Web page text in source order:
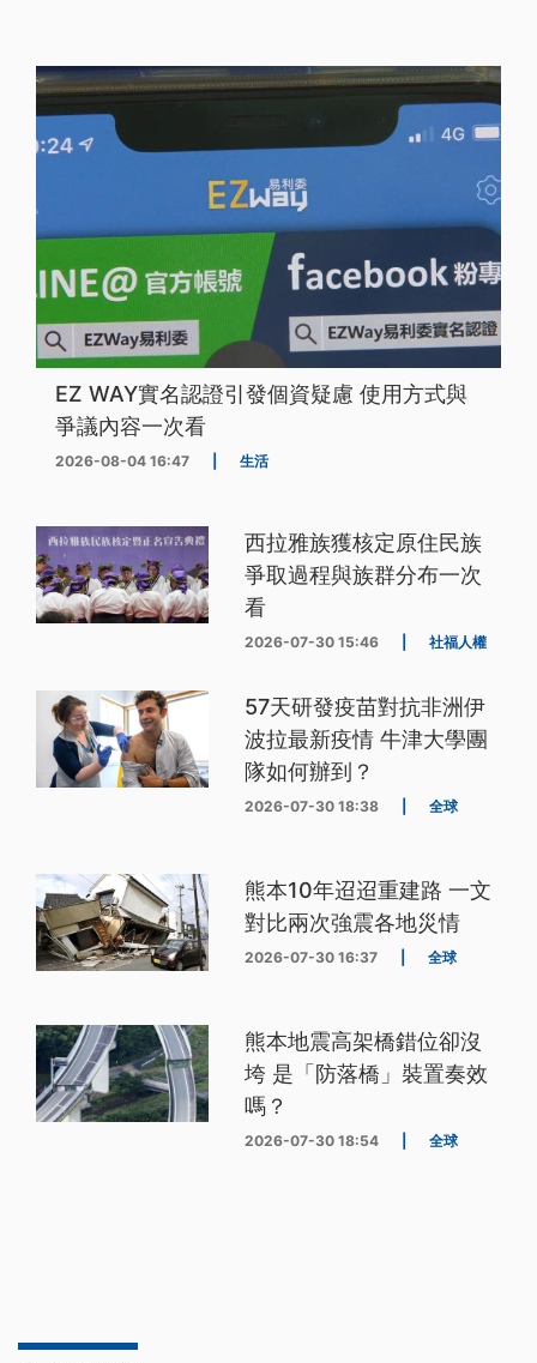
EZ WAY實名認證引發個資疑慮 使用方式與
爭議內容一次看
2026-08-04 16:47 生活
西拉雅族獲核定原住民族
爭取過程與族群分布一次
看
2026-07-30 15:46 社福人權
57天研發疫苗對抗非洲伊
波拉最新疫情 牛津大學團
隊如何辦到？
2026-07-30 18:38 全球
熊本10年迢迢重建路 一文
對比兩次強震各地災情
2026-07-30 16:37 全球
熊本地震高架橋錯位卻沒
垮 是「防落橋」裝置奏效
嗎？
2026-07-30 18:54 全球